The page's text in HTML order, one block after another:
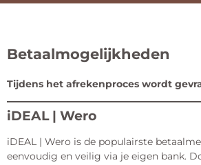
Betaalmogelijkheden
Tijdens het afrekenproces wordt
iDEAL | Wero
iDEAL | Wero is de populairste
eenvoudig en veilig via je eigen bank.